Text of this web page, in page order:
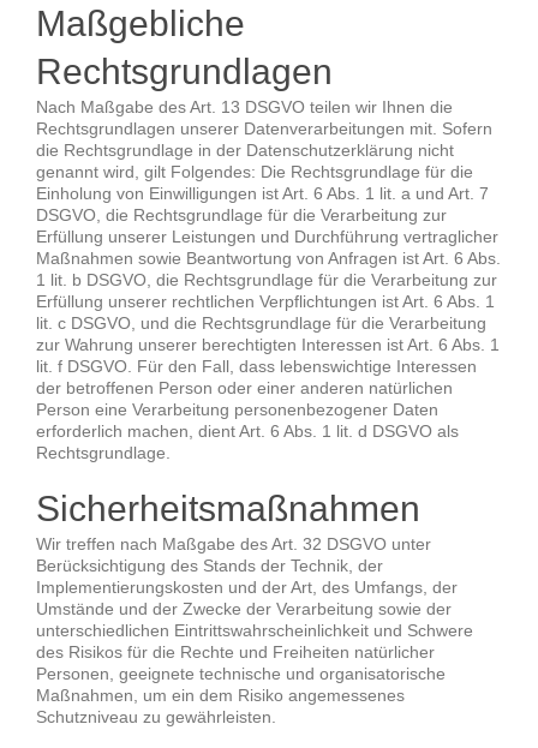
Maßgebliche
Rechtsgrundlagen
Nach Maßgabe des Art. 13 DSGVO teilen wir Ihnen die
Rechtsgrundlagen unserer Datenverarbeitungen mit. Sofern
die Rechtsgrundlage in der Datenschutzerklärung nicht
genannt wird, gilt Folgendes: Die Rechtsgrundlage für die
Einholung von Einwilligungen ist Art. 6 Abs. 1 lit. a und Art. 7
DSGVO, die Rechtsgrundlage für die Verarbeitung zur
Erfüllung unserer Leistungen und Durchführung vertraglicher
Maßnahmen sowie Beantwortung von Anfragen ist Art. 6 Abs.
1 lit. b DSGVO, die Rechtsgrundlage für die Verarbeitung zur
Erfüllung unserer rechtlichen Verpflichtungen ist Art. 6 Abs. 1
lit. c DSGVO, und die Rechtsgrundlage für die Verarbeitung
zur Wahrung unserer berechtigten Interessen ist Art. 6 Abs. 1
lit. f DSGVO. Für den Fall, dass lebenswichtige Interessen
der betroffenen Person oder einer anderen natürlichen
Person eine Verarbeitung personenbezogener Daten
erforderlich machen, dient Art. 6 Abs. 1 lit. d DSGVO als
Rechtsgrundlage.
Sicherheitsmaßnahmen
Wir treffen nach Maßgabe des Art. 32 DSGVO unter
Berücksichtigung des Stands der Technik, der
Implementierungskosten und der Art, des Umfangs, der
Umstände und der Zwecke der Verarbeitung sowie der
unterschiedlichen Eintrittswahrscheinlichkeit und Schwere
des Risikos für die Rechte und Freiheiten natürlicher
Personen, geeignete technische und organisatorische
Maßnahmen, um ein dem Risiko angemessenes
Schutzniveau zu gewährleisten.